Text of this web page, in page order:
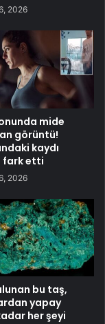
2026
mide
görüntü!
kaydı
fark etti
2026
bu taş,
yapay
her şeyi